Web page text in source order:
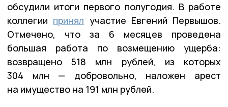
обсудили итоги первого полугодия. В работе
коллегии принял участие Евгений Первышов.
Отмечено, что за 6 месяцев проведена
большая работа по возмещению ущерба:
возвращено 518 млн рублей, из которых
304 млн — добровольно, наложен арест
на имущество на 191 млн рублей.